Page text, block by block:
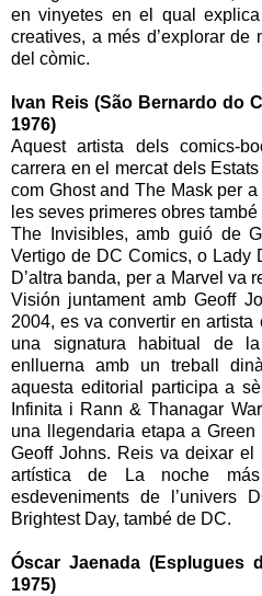
en vinyetes en el qual
creatives, a més d’explorar
del còmic.
Ivan Reis (São Bernardo do
1976)
Aquest artista dels comics-
carrera en el mercat dels
com Ghost and The Mask per
les seves primeres obres
The Invisibles, amb guió de
Vertigo de DC Comics, o Lady
D’altra banda, per a Marvel va
Visión juntament amb Geoff
2004, es va convertir en
una signatura habitual de
enlluerna amb un treball
aquesta editorial participa a
Infinita i Rann & Thanagar
una llegendaria etapa a
Geoff Johns. Reis va deixar
artística de La noche
esdeveniments de l’univers
Brightest Day, també de DC.
Óscar Jaenada (Esplugues
1975)